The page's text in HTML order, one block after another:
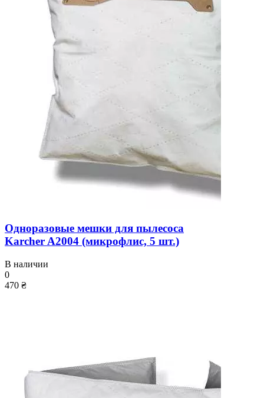
Одноразовые мешки для пылесоса
Karcher A2004 (микрофлис, 5 шт.)
В наличии
0
470 ₴